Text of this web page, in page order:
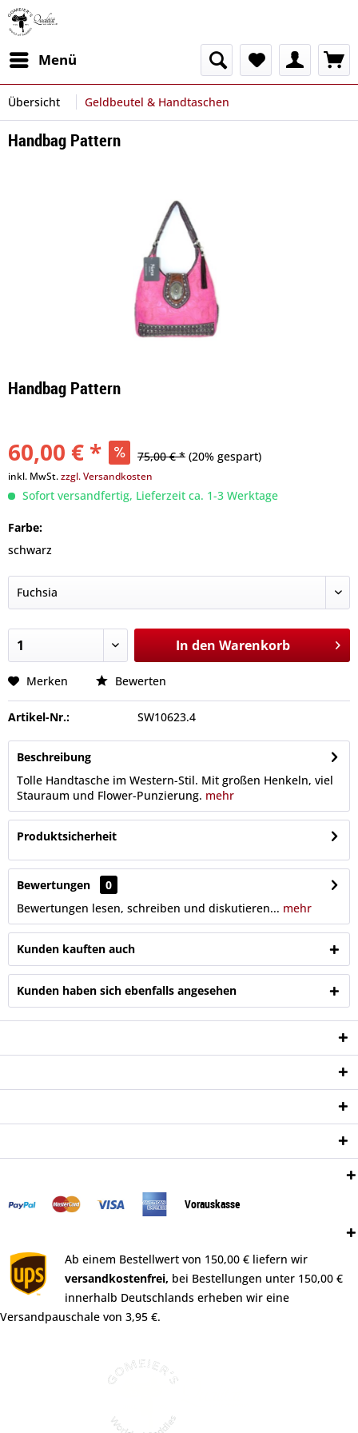
Menü
Übersicht Geldbeutel & Handtaschen
Handbag Pattern
Handbag Pattern
60,00 € * 75,00 € * (20% gespart)
inkl. MwSt.zzgl. Versandkosten
Sofort versandfertig, Lieferzeit ca. 1-3 Werktage
Farbe:
schwarz
In den Warenkorb
Merken Bewerten
Artikel-Nr.: SW10623.4
Beschreibung
Tolle Handtasche im Western-Stil. Mit großen Henkeln, viel
Stauraum und Flower-Punzierung. mehr
Produktsicherheit
Bewertungen
0
Bewertungen lesen, schreiben und diskutieren... mehr
Kunden kauften auch
Kunden haben sich ebenfalls angesehen
Vorauskasse
Ab einem Bestellwert von 150,00 € liefern wir
versandkostenfrei, bei Bestellungen unter 150,00 €
innerhalb Deutschlands erheben wir eine
Versandpauschale von 3,95 €.